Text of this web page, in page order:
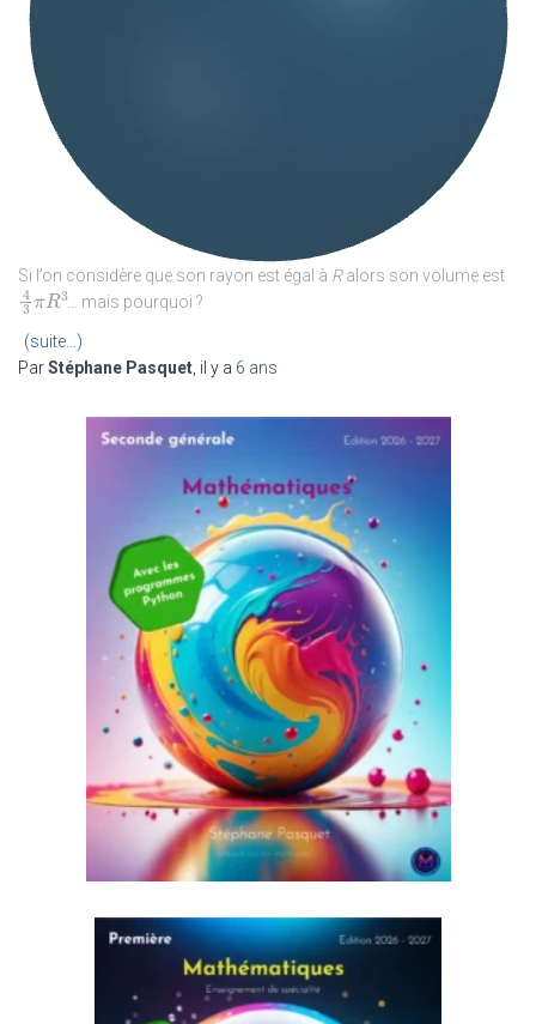
Si l’on considère que son rayon est égal à Ralors son volume est
4
3 πR
43πR3… mais pourquoi ?
(suite…)
ParStéphane Pasquet , il y a 6 ans